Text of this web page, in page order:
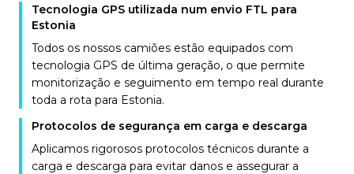
Tecnologia GPS utilizada num envio FTL para
Estonia
Todos os nossos camiões estão equipados com
tecnologia GPS de última geração, o que permite
monitorização e seguimento em tempo real durante
toda a rota para Estonia.
Protocolos de segurança em carga e descarga
Aplicamos rigorosos protocolos técnicos durante a
carga e descarga para evitar danos e assegurar a